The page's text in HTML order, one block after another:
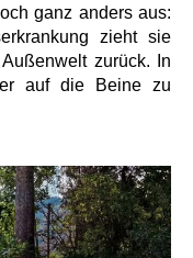
ganz anders aus:
zieht sie
zurück. In
auf die Beine zu